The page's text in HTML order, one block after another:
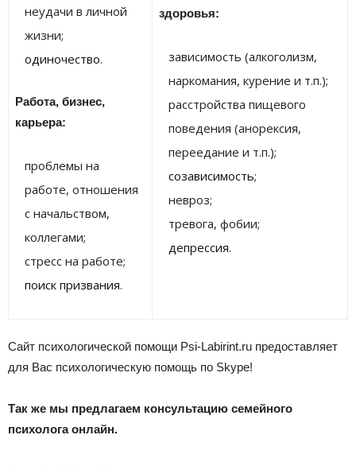
неудачи в личной
жизни;
одиночество.
Работа, бизнес,
карьера:
проблемы на
работе, отношения
с начальством,
коллегами;
стресс на работе;
поиск призвания.
здоровья:
зависимость (алкоголизм,
наркомания, курение и т.п.);
расстройства пищевого
поведения (анорексия,
переедание и т.п.);
созависимость;
невроз;
тревога, фобии;
депрессия.
Сайт психологической помощи Psi-Labirint.ru предоставляет
для Вас психологическую помощь по Skype!
Так же мы предлагаем консультацию семейного
психолога онлайн.